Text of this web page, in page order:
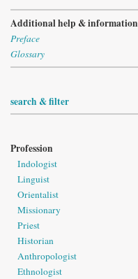
Additional help & information
Preface
Glossary
search & filter
Profession
Indologist
Linguist
Orientalist
Missionary
Priest
Historian
Anthropologist
Ethnologist